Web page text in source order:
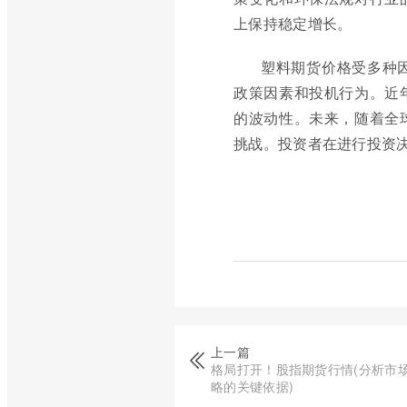
上保持稳定增长。
塑料期货价格受多种
政策因素和投机行为。
的波动性。未来，随着
挑战。投资者在进行投资
上一篇
格局打开！股指期货行情(分析市
略的关键依据)